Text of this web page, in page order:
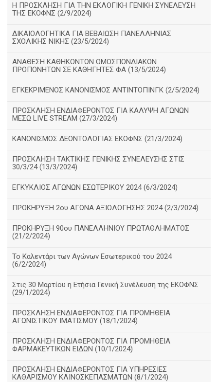
Η ΠΡΟΣΚΛΗΣΗ ΓΙΑ ΤΗΝ ΕΚΛΟΓΙΚΗ ΓΕΝΙΚΗ ΣΥΝΕΛΕΥΣΗ
ΤΗΣ ΕΚΟΦΝΣ (2/9/2024)
ΔΙΚΑΙΟΛΟΓΗΤΙΚΑ ΓΙΑ ΒΕΒΑΙΩΣΗ ΠΑΝΕΛΛΗΝΙΑΣ
ΣΧΟΛΙΚΗΣ ΝΙΚΗΣ (23/5/2024)
ΑΝΑΘΕΣΗ ΚΑΘΗΚΟΝΤΩΝ ΟΜΟΣΠΟΝΔΙΑΚΩΝ
ΠΡΟΠΟΝΗΤΩΝ ΣΕ ΚΑΘΗΓΗΤΕΣ ΦΑ (13/5/2024)
ΕΓΚΕΚΡΙΜΕΝΟΣ ΚΑΝΟΝΙΣΜΟΣ ΑΝΤΙΝΤΟΠΙΝΓΚ (2/5/2024)
ΠΡΟΣΚΛΗΣΗ ΕΝΔΙΑΦΕΡΟΝΤΟΣ ΓΙΑ ΚΑΛΥΨΗ ΑΓΩΝΩΝ
ΜΕΣΩ LIVE STREAM (27/3/2024)
ΚΑΝΟΝΙΣΜΟΣ ΔΕΟΝΤΟΛΟΓΙΑΣ ΕΚΟΦΝΣ (21/3/2024)
ΠΡΟΣΚΛΗΣΗ ΤΑΚΤΙΚΗΣ ΓΕΝΙΚΗΣ ΣΥΝΕΛΕΥΣΗΣ ΣΤΙΣ
30/3/24 (13/3/2024)
ΕΓΚΥΚΛΙΟΣ ΑΓΩΝΩΝ ΕΣΩΤΕΡΙΚΟΥ 2024 (6/3/2024)
ΠΡΟΚΗΡΥΞΗ 2ου ΑΓΩΝΑ ΑΞΙΟΛΟΓΗΣΗΣ 2024 (2/3/2024)
ΠΡΟΚΗΡΥΞΗ 90ου ΠΑΝΕΛΛΗΝΙΟΥ ΠΡΩΤΑΘΛΗΜΑΤΟΣ
(21/2/2024)
Το Καλεντάρι των Αγώνων Εσωτερικού του 2024
(6/2/2024)
Στις 30 Μαρτίου η Ετήσια Γενική Συνέλευση της ΕΚΟΦΝΣ
(29/1/2024)
ΠΡΟΣΚΛΗΣΗ ΕΝΔΙΑΦΕΡΟΝΤΟΣ ΓΙΑ ΠΡΟΜΗΘΕΙΑ
ΑΓΩΝΙΣΤΙΚΟΥ ΙΜΑΤΙΣΜΟΥ (18/1/2024)
ΠΡΟΣΚΛΗΣΗ ΕΝΔΙΑΦΕΡΟΝΤΟΣ ΓΙΑ ΠΡΟΜΗΘΕΙΑ
ΦΑΡΜΑΚΕΥΤΙΚΩΝ ΕΙΔΩΝ (10/1/2024)
ΠΡΟΣΚΛΗΣΗ ΕΝΔΙΑΦΕΡΟΝΤΟΣ ΓΙΑ ΥΠΗΡΕΣΙΕΣ
ΚΑΘΑΡΙΣΜΟΥ ΚΛΙΝΟΣΚΕΠΑΣΜΑΤΩΝ (8/1/2024)